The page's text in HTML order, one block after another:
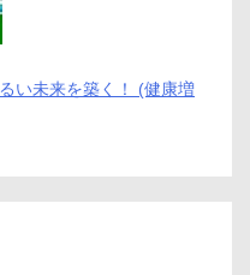
い未来を築く！ (健康増